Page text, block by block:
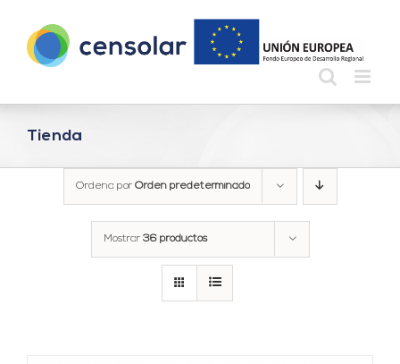
contenido
Tienda
Ordena por Orden predeterminado
Mostrar 36 productos